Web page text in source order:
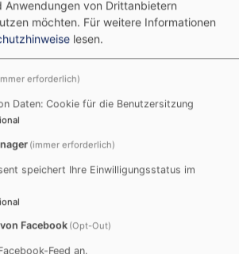
SeTh
Anwendungen von Drittanbietern
möchten. Für weitere Informationen
lesen.
erforderlich)
Daten: Cookie für die Benutzersitzung
(immer erforderlich)
speichert Ihre Einwilligungsstatus im
Facebook (Opt-Out)
Feed an.